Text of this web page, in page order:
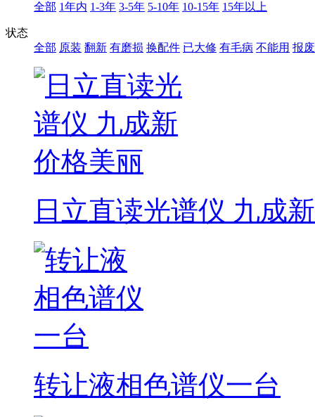
全部 1年内 1-3年 3-5年 5-10年 10-15年 15年以上
状态
全部 原装 翻新 有磨损 换配件 已大修 有毛病 不能用 报
日立直读光谱仪 九成
转让液相色谱仪一台